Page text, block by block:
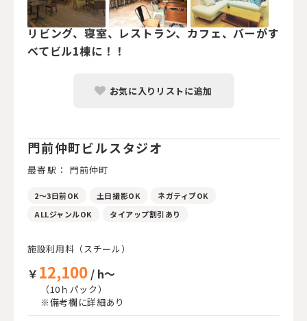
リビング、寝室、レストラン、カフェ、バーがす
べてビル1棟に！！
お気に入りリストに追加
門前仲町ビルスタジオ
最寄駅： 門前仲町
2～3日前OK 土日撮影OK
ネガティブOK
ALLジャンルOK
タイアップ割引あり
施設利用料（スチール）
￥ 12,100 / h～
（10ｈパック）
※備考欄に詳細あり